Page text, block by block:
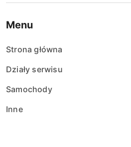
Menu
Strona główna
Działy serwisu
Samochody
Inne